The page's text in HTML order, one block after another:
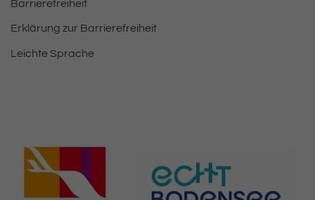
Barrierefreiheit
Erklärung zur Barrierefreiheit
Leichte Sprache